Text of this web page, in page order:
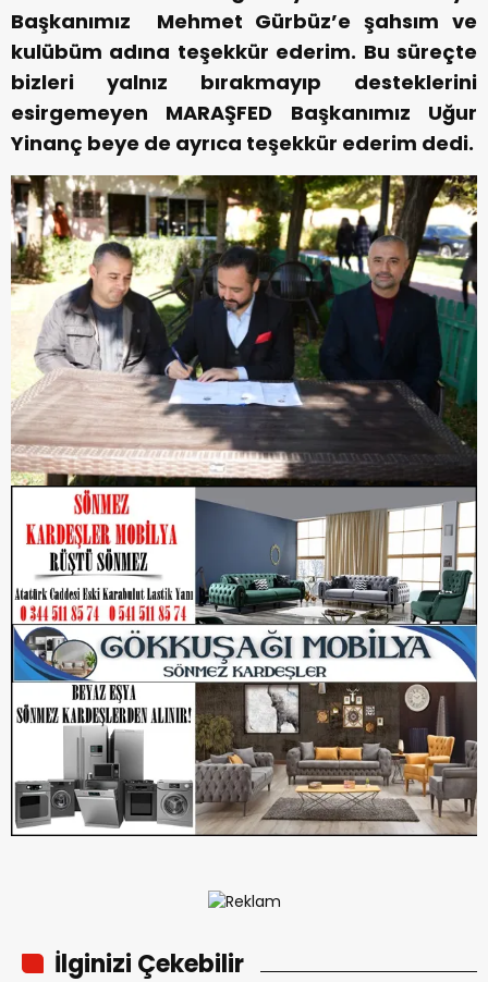
Başkanımız Mehmet Gürbüz’e şahsım ve
kulübüm adına teşekkür ederim. Bu süreçte
bizleri yalnız bırakmayıp desteklerini
esirgemeyen MARAŞFED Başkanımız Uğur
Yinanç beye de ayrıca teşekkür ederim dedi.
İlginizi Çekebilir